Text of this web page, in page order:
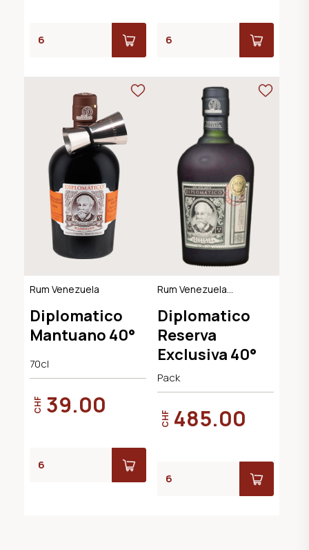
Rum Venezuela
Diplomatico
Mantuano 40°
70cl
CHF 39.00
Rum Venezuela
Diplomatico
Reserva
Exclusiva 40°
Pack
CHF 485.00